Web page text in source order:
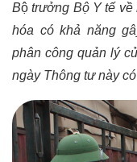
Bộtrưởng Bộ Y tế về
hóa có khả năng
phân công quản lý
ngày Thông tư này